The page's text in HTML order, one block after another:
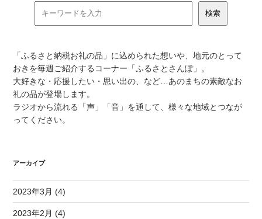
「ふるさと納税お礼の品」に込められた想いや、地元のとって
おきを毎週ご紹介するコーナー「ふるさとさんぽ」。
大好きな・応援したい・思い出の、など…あのまちの素敵なお
礼の品が登場します。
ラジオから流れる「声」「音」を通して、様々な地域とつなが
ってください。
アーカイブ
2023年3月 (4)
2023年2月 (4)